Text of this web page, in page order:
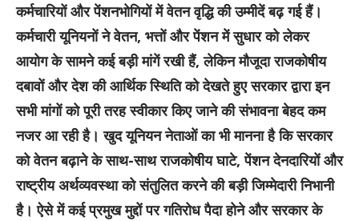
कर्मचारियों और पेंशनभोगियों में वेतन वृद्धि की उम्मीदें बढ़ गई हैं।
कर्मचारी यूनियनों ने वेतन, भत्तों और पेंशन में सुधार को लेकर
आयोग के सामने कई बड़ी मांगें रखी हैं, लेकिन मौजूदा राजकोषीय
दबावों और देश की आर्थिक स्थिति को देखते हुए सरकार द्वारा इन
सभी मांगों को पूरी तरह स्वीकार किए जाने की संभावना बेहद कम
नजर आ रही है। खुद यूनियन नेताओं का भी मानना है कि सरकार
को वेतन बढ़ाने के साथ-साथ राजकोषीय घाटे, पेंशन देनदारियों और
राष्ट्रीय अर्थव्यवस्था को संतुलित करने की बड़ी जिम्मेदारी निभानी
है। ऐसे में कई प्रमुख मुद्दों पर गतिरोध पैदा होने और सरकार के